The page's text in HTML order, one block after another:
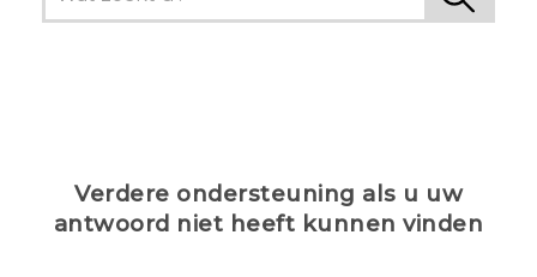
Verdere ondersteuning als u uw
antwoord niet heeft kunnen vinden